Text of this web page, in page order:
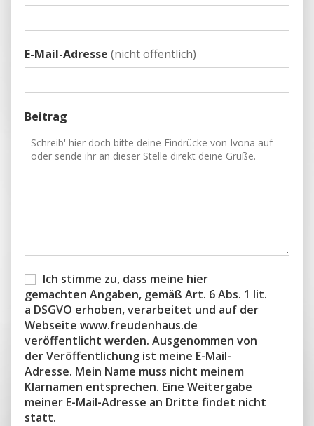
E-Mail-Adresse (nicht öffentlich)
Beitrag
Ich stimme zu, dass meine hier
gemachten Angaben, gemäß Art. 6 Abs. 1 lit.
a DSGVO erhoben, verarbeitet und auf der
Webseite www.freudenhaus.de
veröffentlicht werden. Ausgenommen von
der Veröffentlichung ist meine E-Mail-
Adresse. Mein Name muss nicht meinem
Klarnamen entsprechen. Eine Weitergabe
meiner E-Mail-Adresse an Dritte findet nicht
statt.